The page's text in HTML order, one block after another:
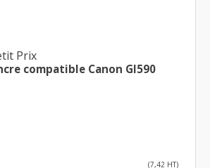
Prix
compatible Canon GI590
(7,42 HT)